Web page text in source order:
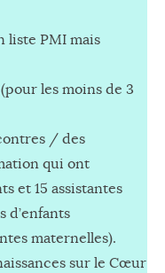
liste PMI mais
les moins de 3
/ des
qui ont
et 15 assistantes
d’enfants
maternelles).
sur le Cœur